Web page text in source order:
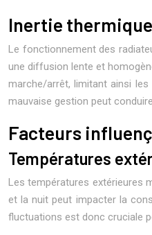
Inertie
Le fonctionnement des
une diffusion lente et
marche/arrêt, limitant ainsi
mauvaise gestion peut
Facteurs
Températures
Les températures extérieures
et la nuit peut impacter la
fluctuations est donc cruciale